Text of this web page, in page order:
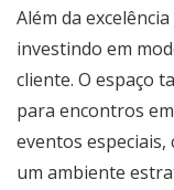
Além da
investindo em
cliente. O espaço
para encontros
eventos especiais,
um ambiente